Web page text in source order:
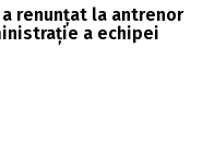
a renunțat la antrenor
a echipei